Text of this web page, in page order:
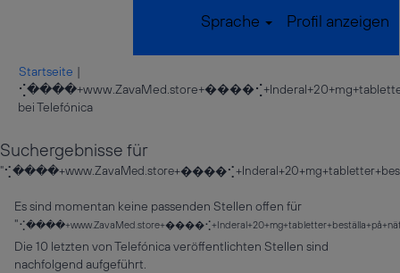
Sprache Profil anzeigen
Startseite |
bei Telefónica(aktuelle
Suchergebnisse für
Es sind momentan keine passenden Stellen offen für
"
Die 10 letzten von Telefónica veröffentlichten Stellen sind
nachfolgend aufgeführt.